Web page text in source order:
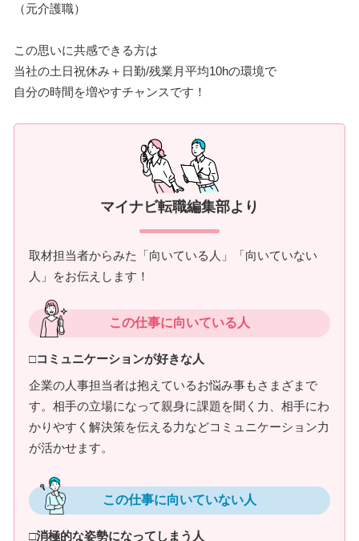
（元介護職）
この思いに共感できる方は
当社の土日祝休み＋日勤/残業月平均10hの環境で
自分の時間を増やすチャンスです！
マイナビ転職編集部より
取材担当者からみた「向いている人」「向いていない
人」をお伝えします！
この仕事に向いている人
□コミュニケーションが好きな人
企業の人事担当者は抱えているお悩み事もさまざまで
す。相手の立場になって親身に課題を聞く力、相手にわ
かりやすく解決策を伝える力などコミュニケーション力
が活かせます。
この仕事に向いていない人
□消極的な姿勢になってしまう人